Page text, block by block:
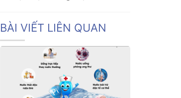
BÀI VIẾT LIÊN QUAN